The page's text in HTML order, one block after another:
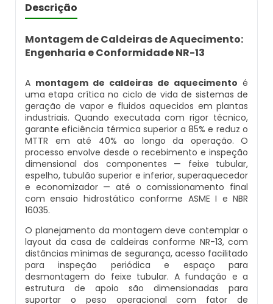
Caldeira Flamotubular Venda
Caldeira Flamotubular Vertical
Caldeira Fogotubular Horizontal
Caldeira Fogotubular Vertical
Caldeira Horizontal
Caldeira Industrial
Caldeira Industrial A Gás
Caldeira Industrial A Lenha
Caldeira Industrial Preço
Empresas Que Inspecionam Caldeiras
Inspeção Caldeiras Vasos De Pressão
Inspeção De Caldeiras
Inspeção De Caldeiras A Vapor
Inspeção De Caldeiras E Vasos De Pressão
Inspeção De Caldeiras Flamotubulares
Inspeção De Caldeiras Preço
Inspeção De Caldeiras Profissional
Habilitado
Inspeção De Integridade De Caldeiras
Roca
Caldeiras
Empresas De Caldeiraria
Empresas De Caldeiraria E Montagem
Industrial
Empresas De Montagem De Caldeiras
Manutenção De Caldeiras
Manutenção De Caldeiras A Gásoleo
Manutenção De Caldeiras A Lenha
Caldeira A Vapor Industrial A Venda
Caldeira A Vapor Para Cozinha Industrial
Caldeira A Vapor Pequena
Caldeira A Vapor Preço
Caldeira A Vapor Vertical
Caldeira De Vapor
Caldeira De Vapor A Gás
Caldeira De Vapor A Venda
Caldeira De Vapor Eletrica
Caldeira A Gás Natural Preço
Caldeira A Gás Preço
Caldeira A Gás Usada
Caldeira A Gás Vulcano
Caldeira De Aquecimento A Gás
Caldeira De Aquecimento Central A Gás
Caldeira Mural A Gás
Caldeira Mural A Gás Preço
Caldeira Mural A Gás Roca
Descrição
Montagem de Caldeiras de Aquecimento:
Engenharia e Conformidade NR-13
A montagem de caldeiras de aquecimento é
uma etapa crítica no ciclo de vida de sistemas de
geração de vapor e fluidos aquecidos em plantas
industriais. Quando executada com rigor técnico,
garante eficiência térmica superior a 85% e reduz o
MTTR em até 40% ao longo da operação. O
processo envolve desde o recebimento e inspeção
dimensional dos componentes — feixe tubular,
espelho, tubulão superior e inferior, superaquecedor
e economizador — até o comissionamento final
com ensaio hidrostático conforme ASME I e NBR
16035.
O planejamento da montagem deve contemplar o
layout da casa de caldeiras conforme NR-13, com
distâncias mínimas de segurança, acesso facilitado
para inspeção periódica e espaço para
desmontagem do feixe tubular. A fundação e a
estrutura de apoio são dimensionadas para
suportar o peso operacional com fator de